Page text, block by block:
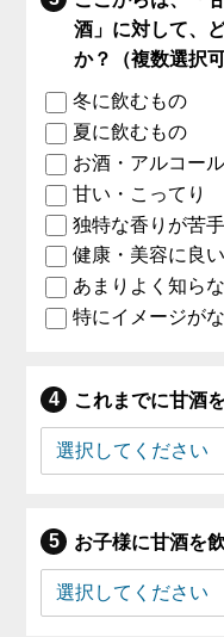
酒」に対して、
か？（複数選択可
冬に飲むもの
夏に飲むもの
お酒・アルコー
甘い・こってり
独特な香りが苦手
健康・美容に良い
あまりよく知ら
特にイメージが
これまでに甘酒
お子様に甘酒を